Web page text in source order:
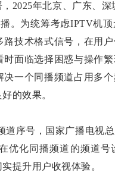
年北京、广东、深
。为统筹考虑IPTV机
技术格式信号，在用
面临选择困惑与操作繁
一个同播频道占用多
的效果。
号，国家广播电视总
优化同播频道的频道
提升用户收视体验。